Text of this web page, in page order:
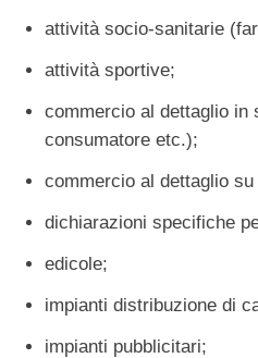
attività socio-sanitarie
attività sportive;
commercio al dettaglio
consumatore etc.);
commercio al dettaglio
dichiarazioni specifiche
edicole;
impianti distribuzione di
impianti pubblicitari;